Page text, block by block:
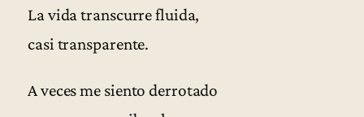
La vida transcurre fluida,
casi transparente.
A veces me siento derrotado